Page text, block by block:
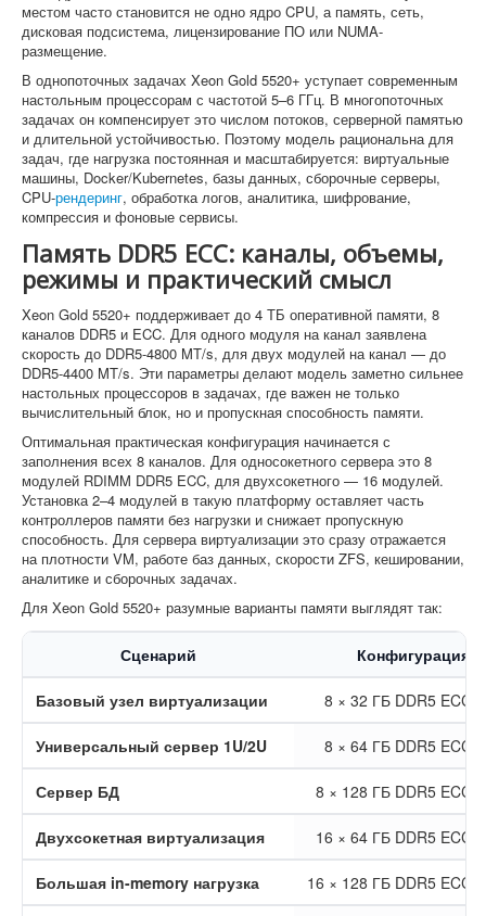
местом часто становится не одно ядро CPU, а память, сеть,
дисковая подсистема, лицензирование ПО или NUMA-
размещение.
В однопоточных задачах Xeon Gold 5520+ уступает современным
настольным процессорам с частотой 5–6 ГГц. В многопоточных
задачах он компенсирует это числом потоков, серверной памятью
и длительной устойчивостью. Поэтому модель рациональна для
задач, где нагрузка постоянная и масштабируется: виртуальные
машины, Docker/Kubernetes, базы данных, сборочные серверы,
CPU-рендеринг, обработка логов, аналитика, шифрование,
компрессия и фоновые сервисы.
Память DDR5 ECC: каналы, объемы,
режимы и практический смысл
Xeon Gold 5520+ поддерживает до 4 ТБ оперативной памяти, 8
каналов DDR5 и ECC. Для одного модуля на канал заявлена
скорость до DDR5-4800 MT/s, для двух модулей на канал — до
DDR5-4400 MT/s. Эти параметры делают модель заметно сильнее
настольных процессоров в задачах, где важен не только
вычислительный блок, но и пропускная способность памяти.
Оптимальная практическая конфигурация начинается с
заполнения всех 8 каналов. Для односокетного сервера это 8
модулей RDIMM DDR5 ECC, для двухсокетного — 16 модулей.
Установка 2–4 модулей в такую платформу оставляет часть
контроллеров памяти без нагрузки и снижает пропускную
способность. Для сервера виртуализации это сразу отражается
на плотности VM, работе баз данных, скорости ZFS, кешировании,
аналитике и сборочных задачах.
Для Xeon Gold 5520+ разумные варианты памяти выглядят так:
Сценарий Конфигурация
Базовый узел виртуализации 8 × 32 ГБ DDR5 ECC
Универсальный сервер 1U/2U 8 × 64 ГБ DDR5 ECC
Сервер БД 8 × 128 ГБ DDR5 ECC
Двухсокетная виртуализация 16 × 64 ГБ DDR5 ECC
Большая in-memory нагрузка 16 × 128 ГБ DDR5 ECC